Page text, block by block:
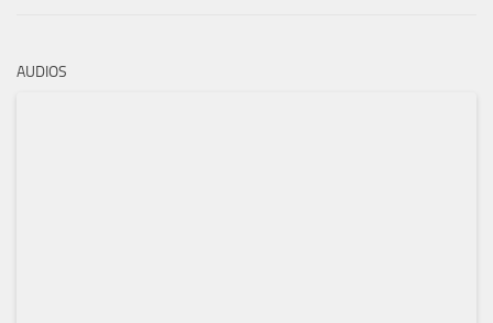
AUDIOS